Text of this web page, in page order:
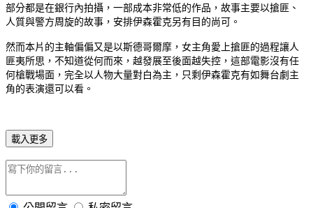
部分都是在銀行內拍攝，一部成本非常低的作品，故事主要以搶匪、
人質與警方周旋的故事，安排伊森霍克另有目的尚可。
然而本片的主軸偏偏又是以斯德哥爾摩，女主角愛上搶匪的過程讓人
匪夷所思，不知道從何而來，越發展至後面越失控，這部電影沒有任
何槍戰場面，完全以人物大量對白為主，只剩伊森霍克有如舞台劇主
角的表演還可以看。
載入更多